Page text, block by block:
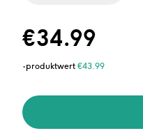
€34.99
·produktwert €43.99